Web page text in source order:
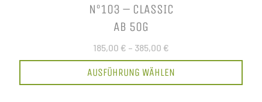
N°103 – CLASSIC
AB 50G
185,00 € – 385,00 €
AUSFÜHRUNG WÄHLEN